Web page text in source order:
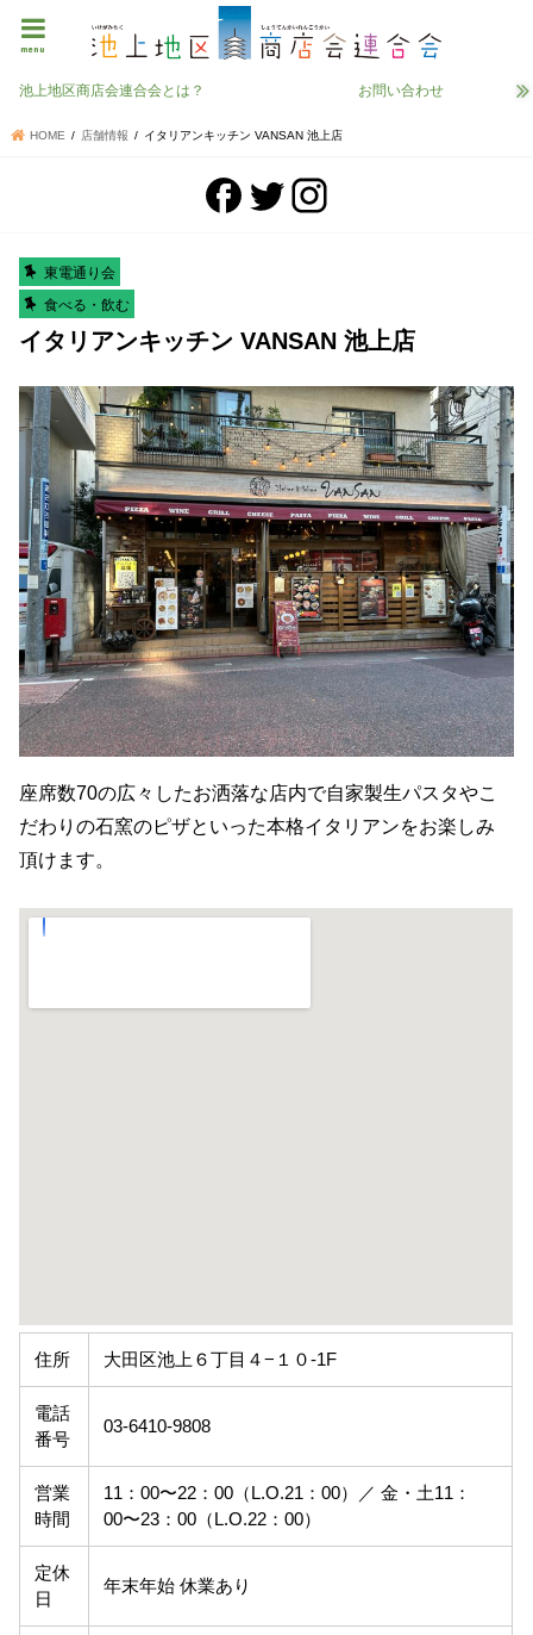
menu
池上地区商店会連合会とは？ お問い合わせ
HOME 店舗情報 イタリアンキッチン VANSAN 池上店
東電通り会
食べる・飲む
イタリアンキッチン VANSAN 池上店
座席数70の広々したお洒落な店内で自家製生パスタやこ
だわりの石窯のピザといった本格イタリアンをお楽しみ
頂けます。
住所 大田区池上６丁目４−１０-1F
電話
番号
03-6410-9808
営業
時間
11：00〜22：00（L.O.21：00）／ 金・土11：
00〜23：00（L.O.22：00）
定休
日
年末年始 休業あり